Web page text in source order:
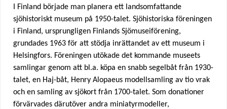
o
u
a
r
e
I Finland började man planera ett landsomfattande
sjöhistoriskt museum på 1950-talet. Sjöhistoriska föreningen
i Finland, ursprungligen Finlands Sjömuseiförening,
grundades 1963 för att stödja inrättandet av ett museum i
Helsingfors. Föreningen utökade det kommande museets
samlingar genom att bl.a. köpa en snabb segelbåt från 1930-
talet, en Haj-båt, Henry Alopaeus modellsamling av tio vrak
och en samling av sjökort från 1700-talet. Som donationer
förvärvades därutöver andra miniatyrmodeller,